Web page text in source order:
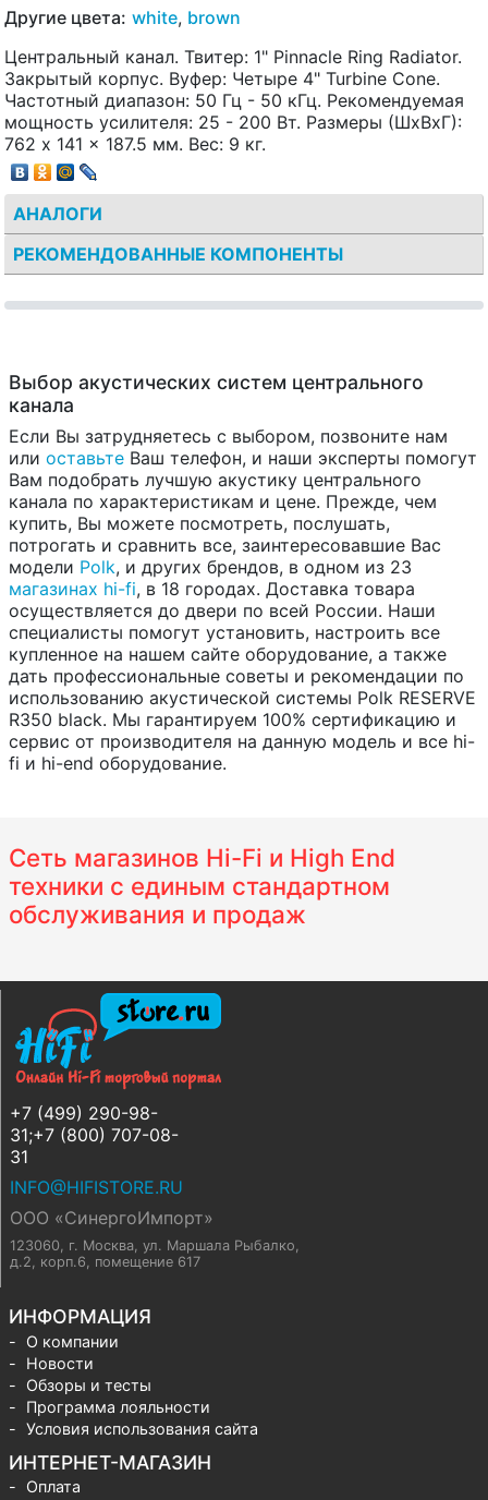
Другие цвета: white, brown
Центральный канал. Твитер: 1" Pinnacle Ring Radiator.
Закрытый корпус. Вуфер: Четыре 4" Turbine Cone.
Частотный диапазон: 50 Гц - 50 кГц. Рекомендуемая
мощность усилителя: 25 - 200 Вт. Размеры (ШxВxГ):
762 x 141 x 187.5 мм. Вес: 9 кг.
АНАЛОГИ
РЕКОМЕНДОВАННЫЕ КОМПОНЕНТЫ
Выбор акустических систем центрального
канала
Если Вы затрудняетесь с выбором, позвоните нам
или оставьте Ваш телефон, и наши эксперты помогут
Вам подобрать лучшую акустику центрального
канала по характеристикам и цене. Прежде, чем
купить, Вы можете посмотреть, послушать,
потрогать и сравнить все, заинтересовавшие Вас
модели Polk, и других брендов, в одном из 23
магазинах hi-fi, в 18 городах. Доставка товара
осуществляется до двери по всей России. Наши
специалисты помогут установить, настроить все
купленное на нашем сайте оборудование, а также
дать профессиональные советы и рекомендации по
использованию акустической системы Polk RESERVE
R350 black. Мы гарантируем 100% сертификацию и
сервис от производителя на данную модель и все hi-
fi и hi-end оборудование.
Сеть магазинов Hi-Fi и High End
техники с единым стандартном
обслуживания и продаж
+7 (499) 290-98-
31;+7 (800) 707-08-
31
INFO@HIFISTORE.RU
ООО «СинергоИмпорт»
123060, г. Москва, ул. Маршала Рыбалко,
д.2, корп.6, помещение 617
ИНФОРМАЦИЯ
О компании
Новости
Обзоры и тесты
Программа лояльности
Условия использования сайта
ИНТЕРНЕТ-МАГАЗИН
Оплата